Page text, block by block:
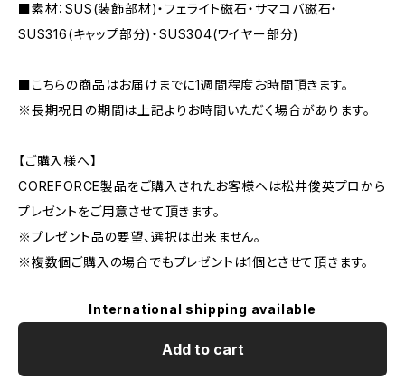
■素材：SUS(装飾部材)・フェライト磁石・サマコバ磁石・
SUS316(キャップ部分)・SUS304(ワイヤー部分)
■こちらの商品はお届けまでに1週間程度お時間頂きます。
※長期祝日の期間は上記よりお時間いただく場合があります。
【ご購入様へ】
COREFORCE製品をご購入されたお客様へは松井俊英プロから
プレゼントをご用意させて頂きます。
※プレゼント品の要望、選択は出来ません。
※複数個ご購入の場合でもプレゼントは1個とさせて頂きます。
International shipping available
Add to cart